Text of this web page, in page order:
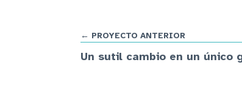
← PROYECTO ANTERIOR
Un sutil cambio en un único